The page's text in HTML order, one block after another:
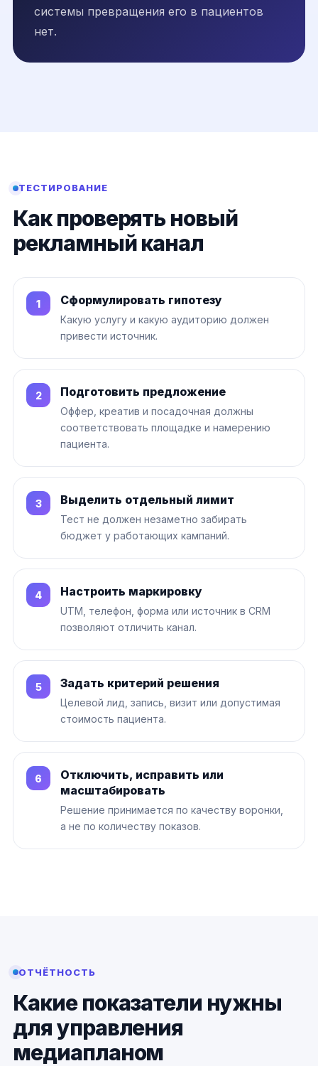
системы превращения его в пациентов
нет.
ТЕСТИРОВАНИЕ
Как проверять новый
рекламный канал
Сформулировать гипотезу
Какую услугу и какую аудиторию должен
привести источник.
Подготовить предложение
Оффер, креатив и посадочная должны
соответствовать площадке и намерению
пациента.
Выделить отдельный лимит
Тест не должен незаметно забирать
бюджет у работающих кампаний.
Настроить маркировку
UTM, телефон, форма или источник в CRM
позволяют отличить канал.
Задать критерий решения
Целевой лид, запись, визит или допустимая
стоимость пациента.
Отключить, исправить или
масштабировать
Решение принимается по качеству воронки,
а не по количеству показов.
ОТЧЁТНОСТЬ
Какие показатели нужны
для управления
медиапланом